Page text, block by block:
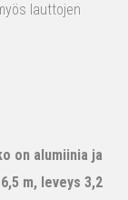
lauttojen
on alumiinia ja
m, leveys 3,2